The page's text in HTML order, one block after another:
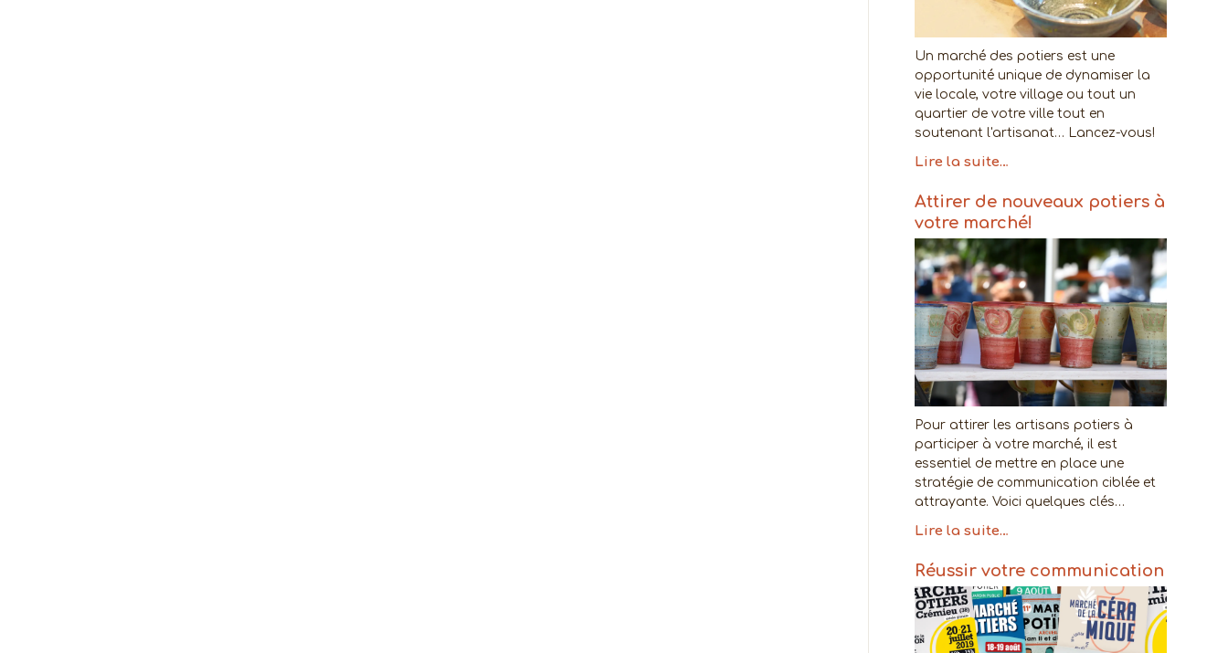
Un marché des potiers est une
opportunité unique de dynamiser la
vie locale, votre village ou tout un
quartier de votre ville tout en
soutenant l'artisanat… Lancez-vous!
Lire la suite…
Attirer de nouveaux potiers à
votre marché!
Pour attirer les artisans potiers à
participer à votre marché, il est
essentiel de mettre en place une
stratégie de communication ciblée et
attrayante. Voici quelques clés…
Lire la suite…
Réussir votre communication